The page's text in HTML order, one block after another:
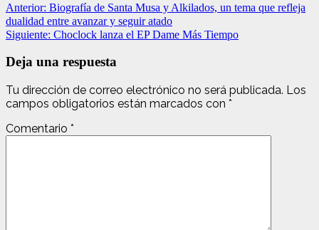
Anterior: Biografía de Santa Musa y Alkilados, un tema que refleja
dualidad entre avanzar y seguir atado
Siguiente: Choclock lanza el EP Dame Más Tiempo
Deja una respuesta
Tu dirección de correo electrónico no será publicada. Los
campos obligatorios están marcados con *
Comentario *